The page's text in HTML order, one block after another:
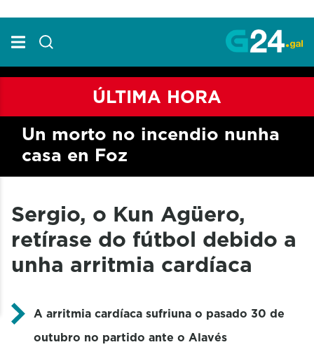
ÚLTIMA HORA
Un morto no incendio nunha
casa en Foz
Sergio, o Kun Agüero,
retírase do fútbol debido a
unha arritmia cardíaca
A arritmia cardíaca sufriuna o pasado 30 de
outubro no partido ante o Alavés